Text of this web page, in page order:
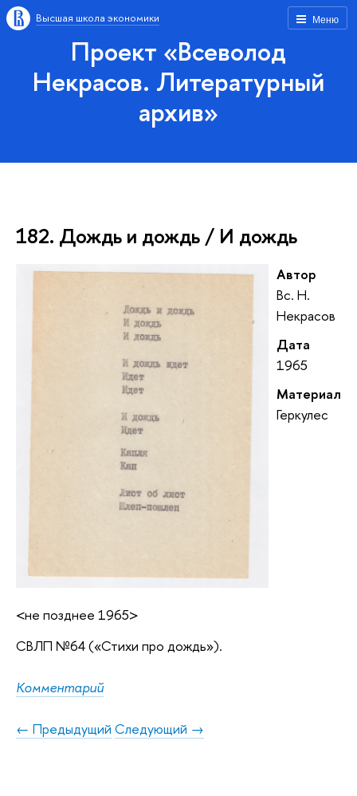
Меню
Высшая школа экономики
Проект «Всеволод
Некрасов. Литературный
архив»
182. Дождь и дождь / И дождь
Автор
Вс. Н.
Некрасов
Дата
1965
Материал
Геркулес
<не позднее 1965>
СВЛП №64 («Стихи про дождь»).
Комментарий
← Предыдущий Следующий →